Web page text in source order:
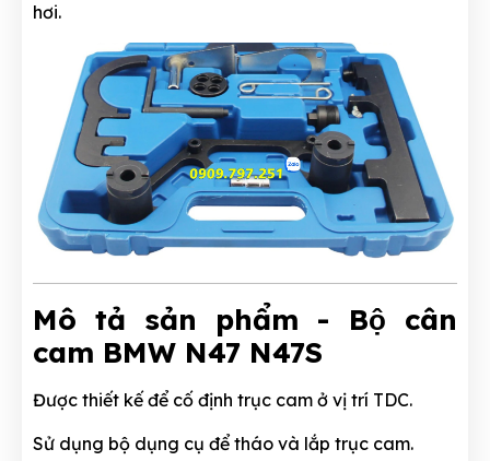
hơi.
Mô tả sản phẩm - Bộ cân
cam BMW N47 N47S
Được thiết kế để cố định trục cam ở vị trí TDC.
Sử dụng bộ dụng cụ để tháo và lắp trục cam.